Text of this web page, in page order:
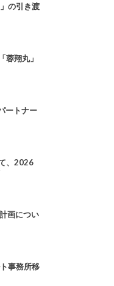
の引き渡
蓉翔丸」
ートナー
、2026
画につい
事務所移